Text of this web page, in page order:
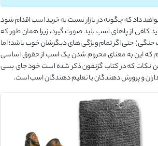
داد که چگونه در بازار نسبت به خرید اسب اقدام شود
کافی از پاهای اسب باید صورت گیرد، زیرا همان طور که
حتی اگر تمام ویژگی های دیگرشان خوب باشد؛ اما
که این به معنای محروم شدن یک اسب از حقوق اساسی
نکات که در کتاب گزنفون ذکر شده است خود جای بسی
و پرورش دهندگان یا تعلیم دهندگان اسب است.